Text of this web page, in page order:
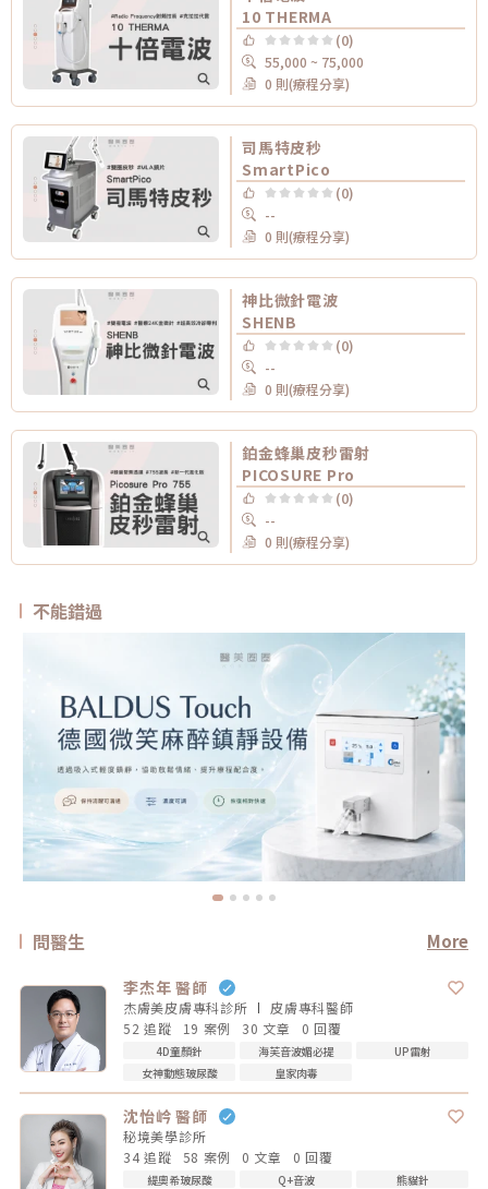
10 THERMA
(0)
55,000 ~ 75,000
0 則(療程分享)
司馬特皮秒
SmartPico
(0)
--
0 則(療程分享)
神比微針電波
SHENB
(0)
--
0 則(療程分享)
鉑金蜂巢皮秒雷射
PICOSURE Pro
(0)
--
0 則(療程分享)
不能錯過
問醫生 More
李杰年 醫師
杰膚美皮膚專科診所 皮膚專科醫師
52 追蹤
19 案例 30 文章 0 回覆
4D童顏針 海芙音波媚必提
UP雷射
女神動態玻尿酸
皇家肉毒
沈怡岒 醫師
秘境美學診所
34 追蹤
58 案例 0 文章 0 回覆
緹奧希玻尿酸 Q+音波
熊貓針